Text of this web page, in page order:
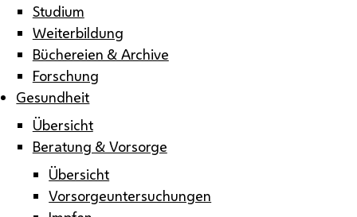
Studium
Weiterbildung
Büchereien & Archive
Forschung
Gesundheit
Übersicht
Beratung & Vorsorge
Übersicht
Vorsorgeuntersuchungen